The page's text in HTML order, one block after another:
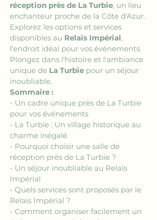
réception près de La Turbie, un lieu
enchanteur proche de la Côte d'Azur.
Explorez les options et services
disponibles au Relais Impérial,
l'endroit idéal pour vos événements.
Plongez dans l'histoire et l'ambiance
unique de La Turbie pour un séjour
inoubliable.
Sommaire :
- Un cadre unique près de La Turbie
pour vos événements
- La Turbie : Un village historique au
charme inégalé
- Pourquoi choisir une salle de
réception près de La Turbie ?
- Un séjour inoubliable au Relais
Impérial
- Quels services sont proposés par le
Relais Impérial ?
- Comment organiser facilement un